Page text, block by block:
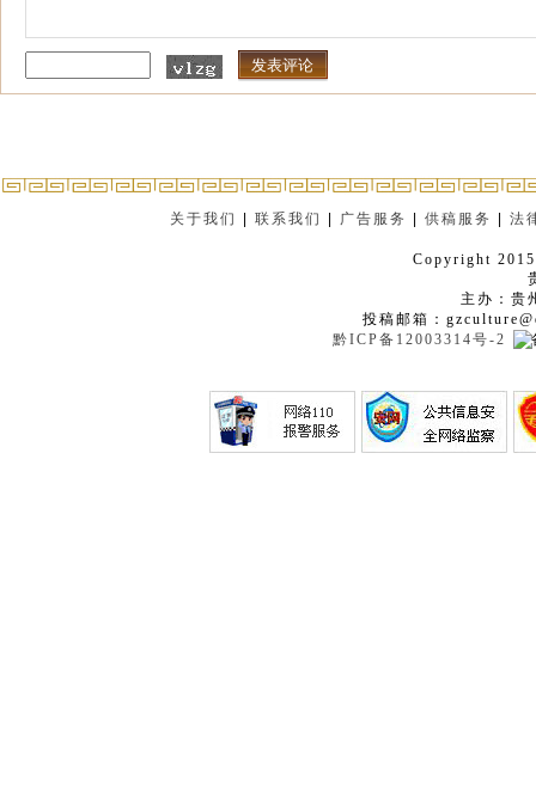
关于我们 |联系我们 广告服务 |供稿服务 |法
Copyright
主办：贵
投稿邮箱：
黔ICP备12003314号-2